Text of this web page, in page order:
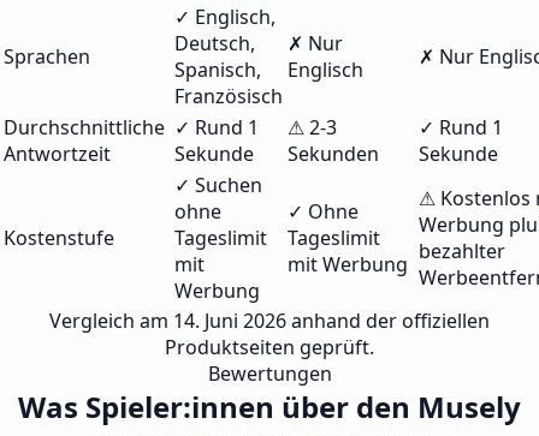
Sprachen
✓ Englisch,
Deutsch,
Spanisch,
Französisch
✗ Nur
Englisch
✗ Nur
Durchschnittliche
Antwortzeit
✓ Rund 1
Sekunde
⚠ 2-3
Sekunden
✓ Rund 1
Sekunde
Kostenstufe
✓ Suchen
ohne
Tageslimit
mit
Werbung
✓ Ohne
Tageslimit
mit Werbung
⚠ Kostenlos
Werbung
bezahlter
Vergleich am 14. Juni 2026 anhand der offiziellen
Produktseiten geprüft.
Bewertungen
Was Spieler:innen über den Musely